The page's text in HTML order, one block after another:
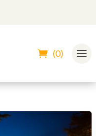
(0)